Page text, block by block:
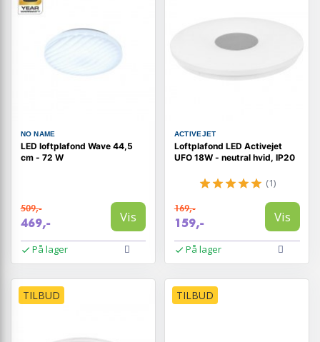
NO NAME
LED loftplafond Wave 44,5
cm - 72 W
509,-
469,- Vis
På lager
ACTIVEJET
Loftplafond LED Activejet
UFO 18W - neutral hvid, IP20
(1)
169,-
159,- Vis
På lager
TILBUD TILBUD